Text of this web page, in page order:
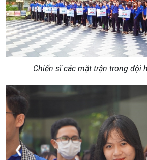
Chiến sĩ các mặt trận trong đội